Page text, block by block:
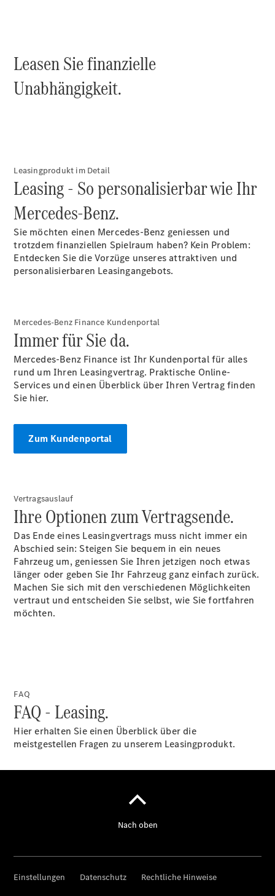
Standort &
Öffnungszeiten
Ansprechpartner
Unternehmen
Jobs &
Karriere
buchen
Leasen Sie finanzielle
Unabhängigkeit.
Leasingprodukt im Detail
Leasing - So personalisierbar wie Ihr
Mercedes-Benz.
Sie möchten einen Mercedes-Benz geniessen und
trotzdem finanziellen Spielraum haben? Kein Problem:
Entdecken Sie die Vorzüge unseres attraktiven und
personalisierbaren Leasingangebots.
Mercedes-Benz Finance Kundenportal
Immer für Sie da.
Mercedes-Benz Finance ist Ihr Kundenportal für alles
rund um Ihren Leasingvertrag. Praktische Online-
Services und einen Überblick über Ihren Vertrag finden
Sie hier.
Zum Kundenportal
Vertragsauslauf
Ihre Optionen zum Vertragsende.
Das Ende eines Leasingvertrags muss nicht immer ein
Abschied sein: Steigen Sie bequem in ein neues
Fahrzeug um, geniessen Sie Ihren jetzigen noch etwas
länger oder geben Sie Ihr Fahrzeug ganz einfach zurück.
Machen Sie sich mit den verschiedenen Möglichkeiten
vertraut und entscheiden Sie selbst, wie Sie fortfahren
möchten.
FAQ
FAQ - Leasing.
Hier erhalten Sie einen Überblick über die
meistgestellen Fragen zu unserem Leasingprodukt.